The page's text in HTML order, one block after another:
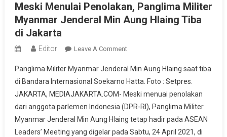
Meski Menulai Penolakan, Panglima Militer
Myanmar Jenderal Min Aung Hlaing Tiba
di Jakarta
Editor Leave A CommentOn
Menulai
Penolakan,
Panglima
Militer
Myanmar
Jenderal
Panglima Militer Myanmar Jenderal Min Aung Hlaing saat tiba
di Bandara Internasional Soekarno Hatta. Foto : Setpres.
JAKARTA, MEDIAJAKARTA.COM- Meski menuai penolakan
dari anggota parlemen Indonesia (DPR-RI), Panglima Militer
Myanmar Jenderal Min Aung Hlaing tetap hadir pada ASEAN
Leaders’ Meeting yang digelar pada Sabtu, 24 April 2021, di